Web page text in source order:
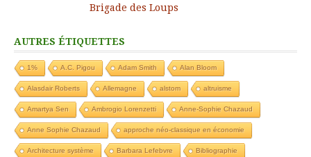
Brigade des Loups
AUTRES ÉTIQUETTES
1% A.C. Pigou Adam Smith Alan Bloom
Alasdair Roberts Allemagne alstom altruisme
Amartya Sen Ambrogio Lorenzetti Anne-Sophie Chazaud
Anne Sophie Chazaud approche néo-classique en économie
Architecture système Barbara Lefebvre Bibliographie